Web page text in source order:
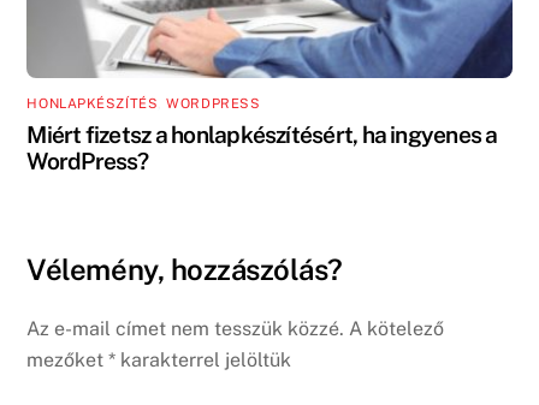
HONLAPKÉSZÍTÉS ,WORDPRESS
Miért fizetsz a honlapkészítésért, ha ingyenes a
WordPress?
Vélemény, hozzászólás?
Az e-mail címet nem tesszük közzé. A kötelező
mezőket* karakterrel jelöltük